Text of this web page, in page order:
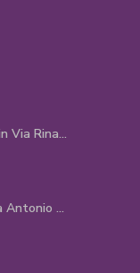
Via Rina...
Antonio ...